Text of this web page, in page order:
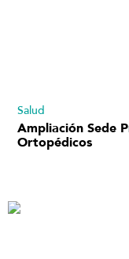
Salud
Ampliación Sede
Ortopédicos